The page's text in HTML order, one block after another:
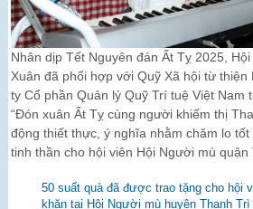
Nhân dịp Tết Nguyên đán Ất Tỵ 2025,
Xuân đã phối hợp với Quỹ Xã hội từ thiện
ty Cổ phần Quản lý Quỹ Trí tuệ Việt Nam
“Đón xuân Ất Tỵ cùng người khiếm thị
động thiết thực, ý nghĩa nhằm chăm lo tốt
tinh thần cho hội viên Hội Người mù quận
50 suất quà đã được trao tặng cho hội
khăn tại Hội Người mù huyện Thanh Trì